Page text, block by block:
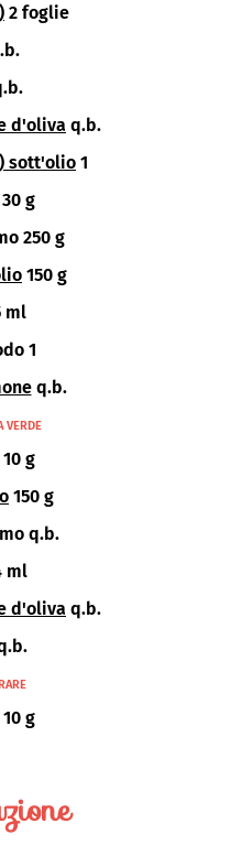
2 foglie
d'oliva q.b.
sott'olio 1
30 g
250 g
150 g
ml
1
q.b.
VERDE
10 g
150 g
q.b.
ml
d'oliva q.b.
10 g